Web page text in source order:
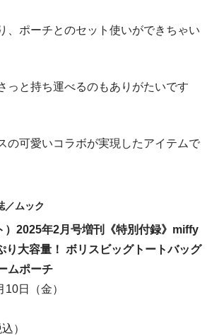
、ポーチとのセット使いができちゃい
っと持ち運べるのもありがたいです
の可愛いコラボが実現したアイテムで
／ムック
）2025年2月号増刊《特別付録》miffy
り大容量！ ボリスビッグトートバッグ
ムポーチ
日（金）
）